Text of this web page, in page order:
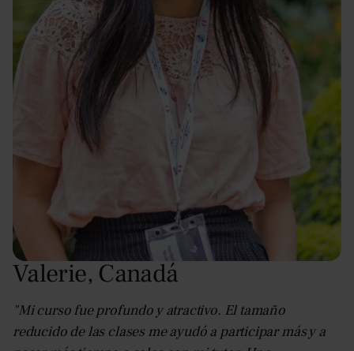
Valerie, Canadá
"Mi curso fue profundo y atractivo. El tamaño
reducido de las clases me ayudó a participar más y a